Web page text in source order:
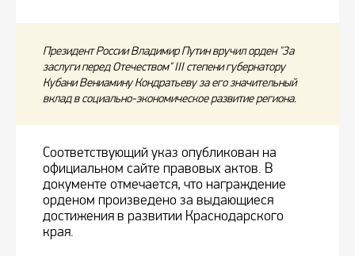
Президент России Владимир Путин вручил орден "За
заслуги перед Отечеством" III степени губернатору
Кубани Вениамину Кондратьеву за его значительный
вклад в социально-экономическое развитие региона.
Соответствующий указ опубликован на
официальном сайте правовых актов. В
документе отмечается, что награждение
орденом произведено за выдающиеся
достижения в развитии Краснодарского
края.